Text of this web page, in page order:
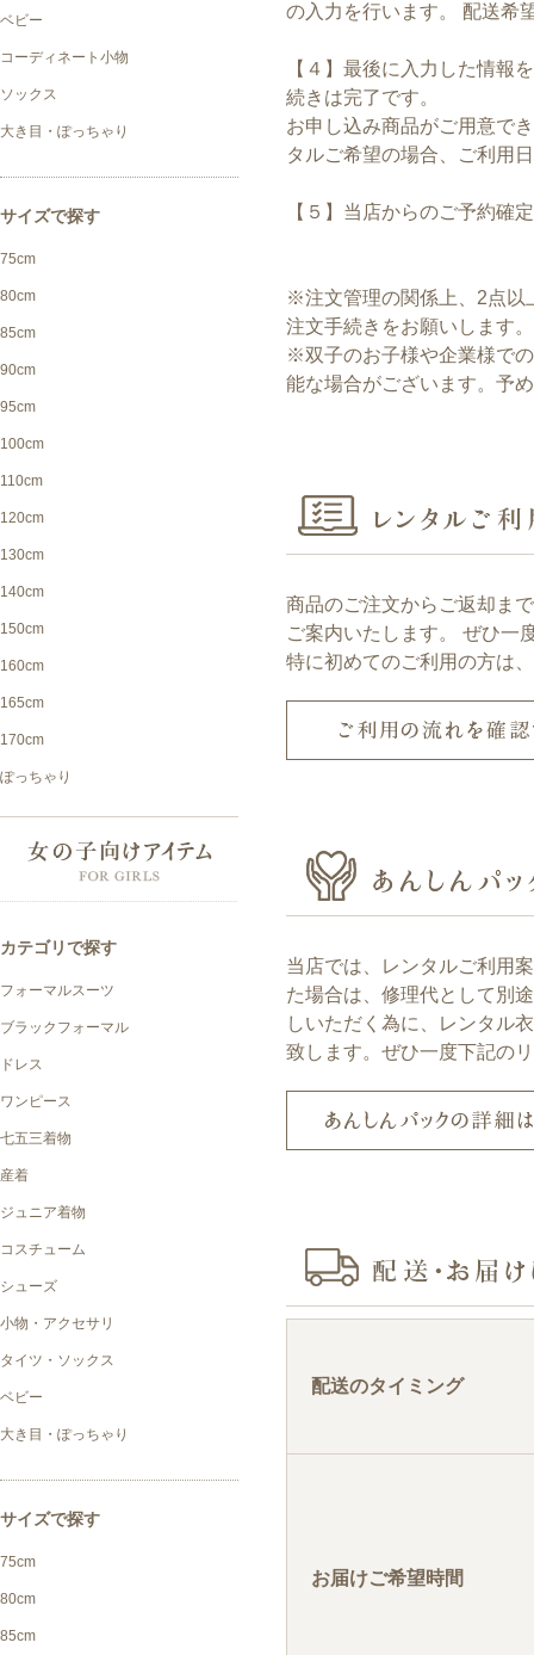
の入力を行います。 配送希
【４】最後に入力した情報
続きは完了です。
お申し込み商品がご用意で
タルご希望の場合、ご利用
【５】当店からのご予約確
※注文管理の関係上、2点以
注文手続きをお願いします。
※双子のお子様や企業様で
能な場合がございます。予
商品のご注文からご返却ま
ご案内いたします。 ぜひ一
特に初めてのご利用の方は
当店では、レンタルご利用
た場合は、修理代として別
しいただく為に、レンタル
致します。ぜひ一度下記の
配送のタイミング
お届けご希望時間